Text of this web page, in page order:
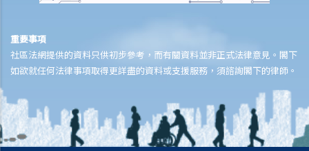
18. 我的預產期即將來臨，而我早前已給予老闆懷孕通知。我可於何時
19. 我在放產假期間應否享有薪金？
20. 在我作出懷孕通知的一個星期後，僱主解僱了我。他有否觸犯法
21. 我已經向老闆發出懷孕通知，但他有時仍安排粗重工作給我。我認
為他希望我自動辭職以逃避支付賠償或逃避發放產假。他可否這樣做？
22. 僱主可否透過報銷形式向政府申領發還產假薪酬？
重要事項
社區法網提供的資料只供初步參考，而有關資料並非正式法律意見。閣下
如欲就任何法律事項取得更詳盡的資料或支援服務，須諮詢閣下的律師。